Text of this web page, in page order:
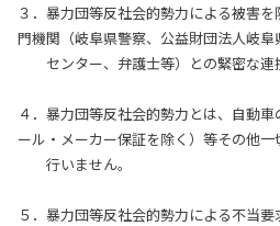
３．暴力団等反社会的勢力による被害
門機関（岐阜県警察、公益財団法人岐阜
センター、弁護士等）との緊密な連
４．暴力団等反社会的勢力とは、自動
ール・メーカー保証を除く）等その他一
行いません。
５．暴力団等反社会的勢力による不当